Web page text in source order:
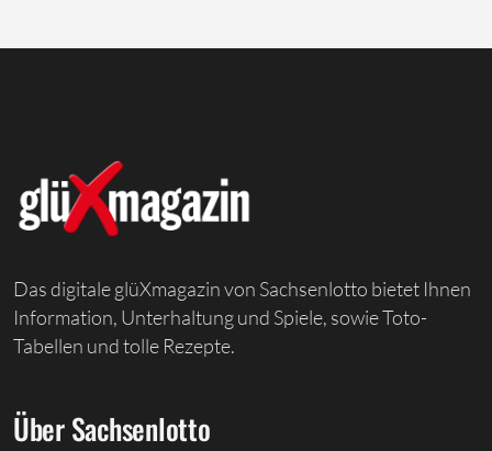
Das digitale glüXmagazin von Sachsenlotto bietet Ihnen
Information, Unterhaltung und Spiele, sowie Toto-
Tabellen und tolle Rezepte.
Über Sachsenlotto